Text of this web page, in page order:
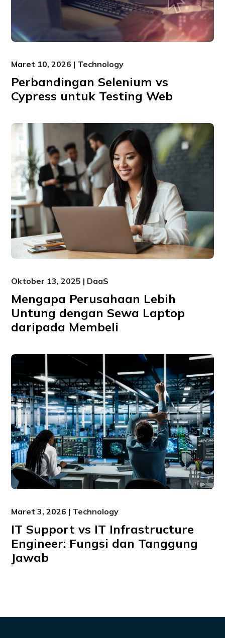
Maret 10, 2026 | Technology
Perbandingan Selenium vs
Cypress untuk Testing Web
Oktober 13, 2025 | DaaS
Mengapa Perusahaan Lebih
Untung dengan Sewa Laptop
daripada Membeli
Maret 3, 2026 | Technology
IT Support vs IT Infrastructure
Engineer: Fungsi dan Tanggung
Jawab